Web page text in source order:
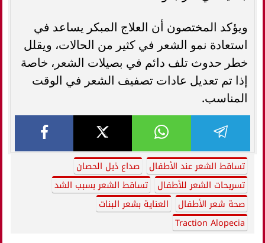
ويؤكد المختصون أن العلاج المبكر يساعد في
استعادة نمو الشعر في كثير من الحالات، ويقلل
خطر حدوث تلف دائم في بصيلات الشعر، خاصة
إذا تم تعديل عادات تصفيف الشعر في الوقت
المناسب.
تساقط الشعر عند الأطفال
صداع ذيل الحصان
تسريحات الشعر للأطفال
تساقط الشعر بسبب الشد
صحة شعر الأطفال
العناية بشعر البنات
Traction Alopecia